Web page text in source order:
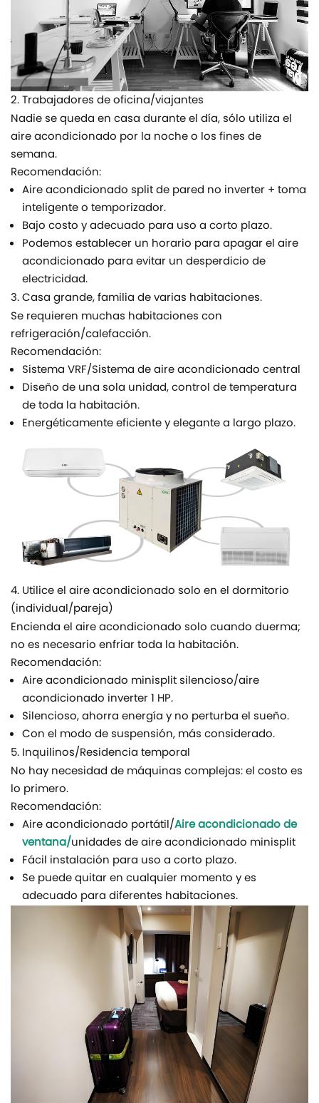
2. Trabajadores de oficina/viajantes
Nadie se queda en casa durante el día, sólo utiliza el
aire acondicionado por la noche o los fines de
semana.
Recomendación:
Aire acondicionado split de pared no inverter + toma
inteligente o temporizador.
Bajo costo y adecuado para uso a corto plazo.
Podemos establecer un horario para apagar el aire
acondicionado para evitar un desperdicio de
electricidad.
3. Casa grande, familia de varias habitaciones.
Se requieren muchas habitaciones con
refrigeración/calefacción.
Recomendación:
Sistema VRF/Sistema de aire acondicionado central
Diseño de una sola unidad, control de temperatura
de toda la habitación.
Energéticamente eficiente y elegante a largo plazo.
4. Utilice el aire acondicionado solo en el dormitorio
(individual/pareja)
Encienda el aire acondicionado solo cuando duerma;
no es necesario enfriar toda la habitación.
Recomendación:
Aire acondicionado minisplit silencioso/aire
acondicionado inverter 1 HP.
Silencioso, ahorra energía y no perturba el sueño.
Con el modo de suspensión, más considerado.
5. Inquilinos/Residencia temporal
No hay necesidad de máquinas complejas: el costo es
lo primero.
Recomendación:
Aire acondicionado portátil/Aire acondicionado de
ventana/unidades de aire acondicionado minisplit
Fácil instalación para uso a corto plazo.
Se puede quitar en cualquier momento y es
adecuado para diferentes habitaciones.